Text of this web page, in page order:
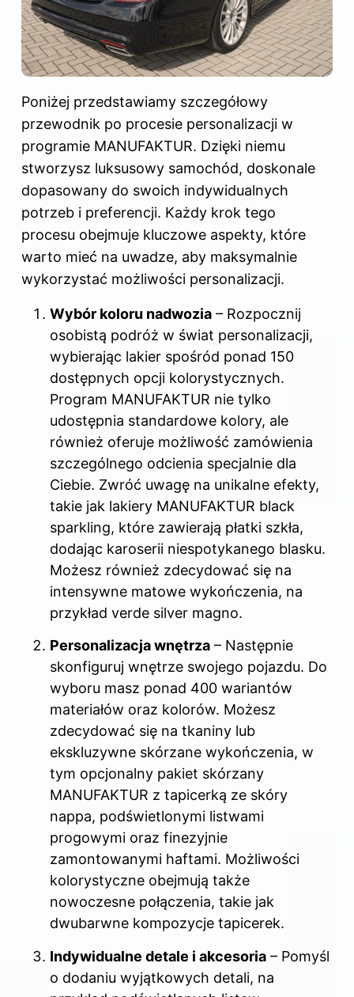
Poniżej przedstawiamy szczegółowy
przewodnik po procesie personalizacji w
programie MANUFAKTUR. Dzięki niemu
stworzysz luksusowy samochód, doskonale
dopasowany do swoich indywidualnych
potrzeb i preferencji. Każdy krok tego
procesu obejmuje kluczowe aspekty, które
warto mieć na uwadze, aby maksymalnie
wykorzystać możliwości personalizacji.
Wybór koloru nadwozia – Rozpocznij
osobistą podróż w świat personalizacji,
wybierając lakier spośród ponad 150
dostępnych opcji kolorystycznych.
Program MANUFAKTUR nie tylko
udostępnia standardowe kolory, ale
również oferuje możliwość zamówienia
szczególnego odcienia specjalnie dla
Ciebie. Zwróć uwagę na unikalne efekty,
takie jak lakiery MANUFAKTUR black
sparkling, które zawierają płatki szkła,
dodając karoserii niespotykanego blasku.
Możesz również zdecydować się na
intensywne matowe wykończenia, na
przykład verde silver magno.
Personalizacja wnętrza – Następnie
skonfiguruj wnętrze swojego pojazdu. Do
wyboru masz ponad 400 wariantów
materiałów oraz kolorów. Możesz
zdecydować się na tkaniny lub
ekskluzywne skórzane wykończenia, w
tym opcjonalny pakiet skórzany
MANUFAKTUR z tapicerką ze skóry
nappa, podświetlonymi listwami
progowymi oraz finezyjnie
zamontowanymi haftami. Możliwości
kolorystyczne obejmują także
nowoczesne połączenia, takie jak
dwubarwne kompozycje tapicerek.
Indywidualne detale i akcesoria – Pomyśl
o dodaniu wyjątkowych detali, na